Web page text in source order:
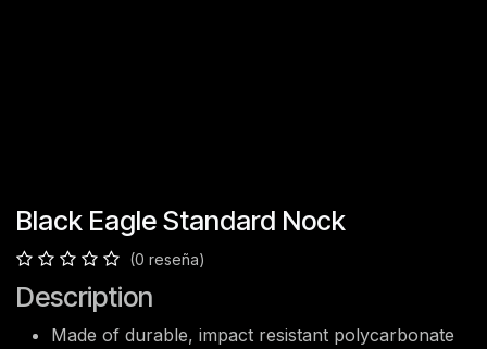
Black Eagle Standard Nock
(0 reseña)
Description
Made of durable, impact resistant polycarbonate